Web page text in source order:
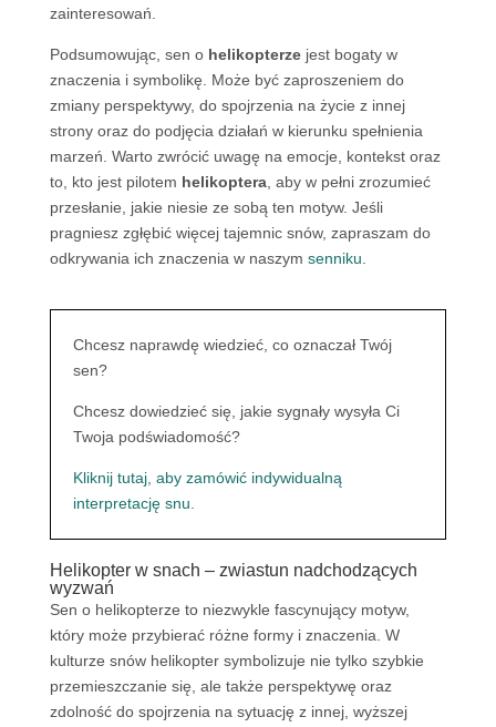
zainteresowań.
Podsumowując, sen o helikopterzejest bogaty w
znaczenia i symbolikę. Może być zaproszeniem do
zmiany perspektywy, do spojrzenia na życie z innej
strony oraz do podjęcia działań w kierunku spełnienia
marzeń. Warto zwrócić uwagę na emocje, kontekst oraz
to, kto jest pilotem helikoptera, aby w pełni zrozumieć
przesłanie, jakie niesie ze sobą ten motyw. Jeśli
pragniesz zgłębić więcej tajemnic snów, zapraszam do
odkrywania ich znaczenia w naszym senniku
Chcesz naprawdę wiedzieć, co oznaczał Twój
sen?
Chcesz dowiedzieć się, jakie sygnały wysyła Ci
Twoja podświadomość?
Kliknij tutaj, aby zamówić indywidualną
interpretację snu.
Helikopter w snach – zwiastun nadchodzących
wyzwań
Sen o helikopterze to niezwykle fascynujący motyw,
który może przybierać różne formy i znaczenia. W
kulturze snów helikopter symbolizuje nie tylko szybkie
przemieszczanie się, ale także perspektywę oraz
zdolność do spojrzenia na sytuację z innej, wyższej